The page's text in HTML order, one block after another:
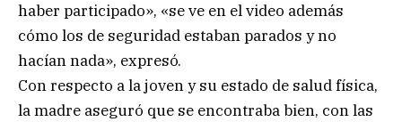
haber participado», «se ve en el video además
cómo los de seguridad estaban parados y no
hacían nada», expresó.
Con respecto a la joven y su estado de salud física,
la madre aseguró que se encontraba bien, con las